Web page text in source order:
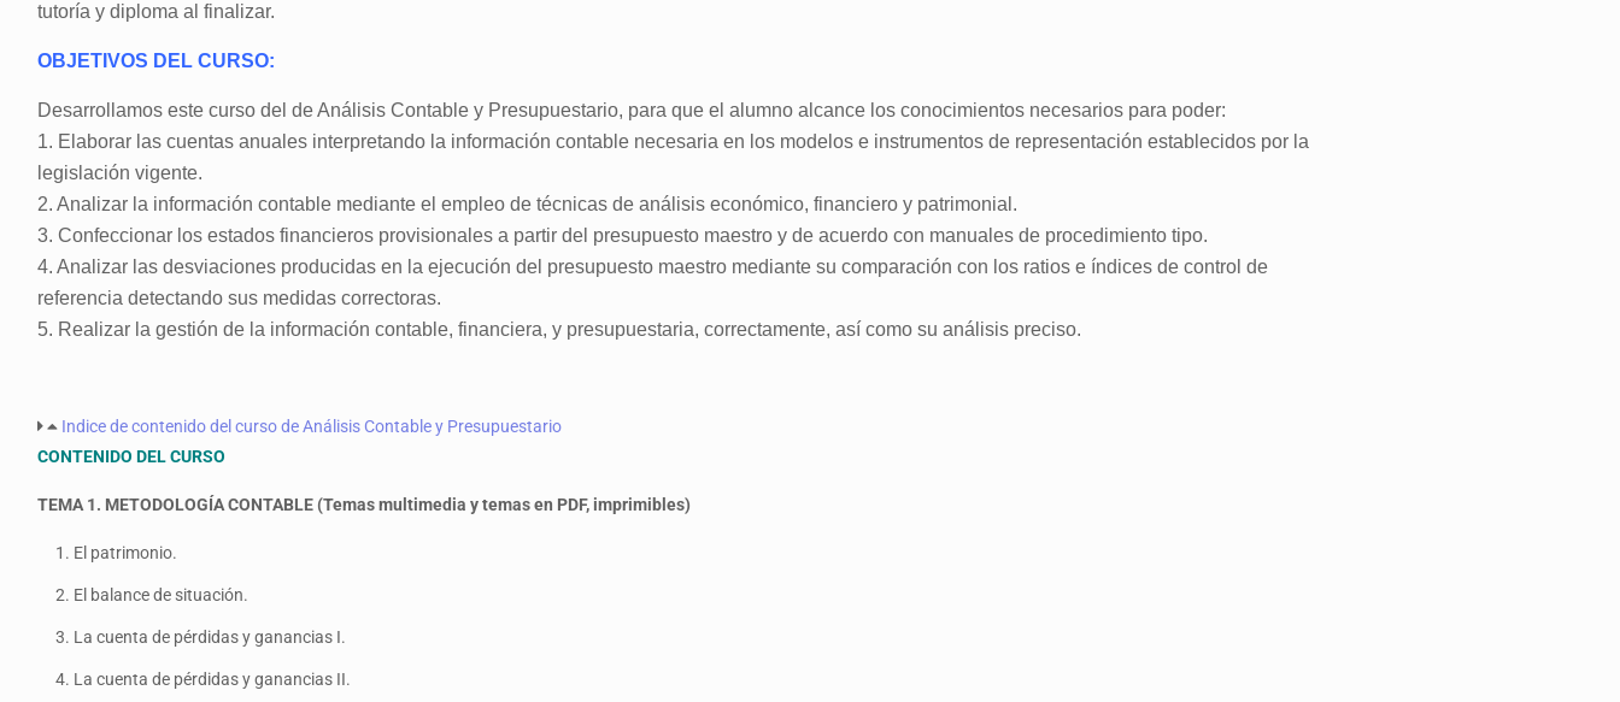
tutoría y diploma al finalizar.
OBJETIVOS DEL CURSO:
Desarrollamos este curso del de Análisis Contable y Presupuestario, para que el alumno alcance los conocimientos necesarios para poder:
1. Elaborar las cuentas anuales interpretando la información contable necesaria en los modelos e instrumentos de representación establecidos por la
legislación vigente.
2. Analizar la información contable mediante el empleo de técnicas de análisis económico, financiero y patrimonial.
3. Confeccionar los estados financieros provisionales a partir del presupuesto maestro y de acuerdo con manuales de procedimiento tipo.
4. Analizar las desviaciones producidas en la ejecución del presupuesto maestro mediante su comparación con los ratios e índices de control de
referencia detectando sus medidas correctoras.
5. Realizar la gestión de la información contable, financiera, y presupuestaria, correctamente, así como su análisis preciso.
Indice de contenido del curso de Análisis Contable y Presupuestario
CONTENIDO DEL CURSO
TEMA 1. METODOLOGÍA CONTABLE (Temas multimedia y temas en PDF, imprimibles)
El patrimonio.
El balance de situación.
La cuenta de pérdidas y ganancias I.
La cuenta de pérdidas y ganancias II.